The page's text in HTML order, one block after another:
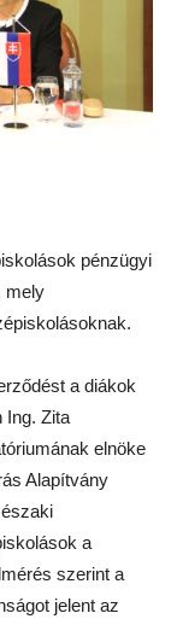
pénzügyi
mely
a diákok
Ing. Zita
elnöke
Alapítvány
a
szerint a
jelent az